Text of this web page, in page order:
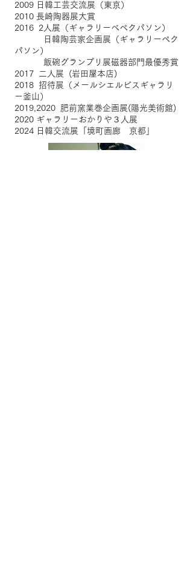
2009 日韓工芸交流展（東京）
2010 長崎陶器展大賞
2016 2人展（ギャラリーベペクパソン）
日韓陶芸家企画展（ギャラリーペク
パソン）
飯碗グランプリ展磁器部門最優秀賞
2017 二人展 (岩田屋本店)
2018 招待展（メールシエルビスギャラリ
ー釜山）
2019,2020 肥前窯業巻企画展(陽光美術館)
2020 ギャラリーおかりや３人展
2024 日韓交流展「境町画廊 京都」